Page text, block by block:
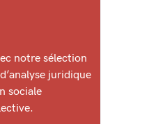
notre sélection
juridique
sociale